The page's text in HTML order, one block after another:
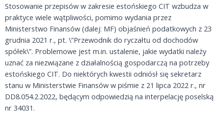
Stosowanie przepisów w zakresie estońskiego CIT wzbudza w
praktyce wiele wątpliwości, pomimo wydania przez
Ministerstwo Finansów (dalej: MF) objaśnień podatkowych z 23
grudnia 2021 r., pt. \”Przewodnik do ryczałtu od dochodów
spółek\”. Problemowe jest m.in. ustalenie, jakie wydatki należy
uznać za niezwiązane z działalnością gospodarczą na potrzeby
estońskiego CIT. Do niektórych kwestii odniósł się sekretarz
stanu w Ministerstwie Finansów w piśmie z 21 lipca 2022 r., nr
DD8.054.2.2022, będącym odpowiedzią na interpelację poselską
nr 34031.